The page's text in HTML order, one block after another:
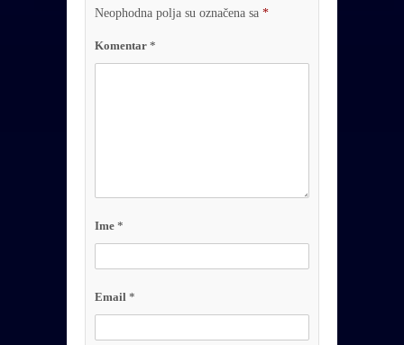
Neophodna polja su označena sa *
Komentar *
Ime *
Email *